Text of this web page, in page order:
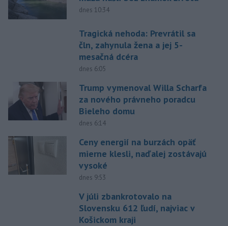
dnes 10:34
Tragická nehoda: Prevrátil sa
čln, zahynula žena a jej 5-
mesačná dcéra
dnes 6:05
Trump vymenoval Willa Scharfa
za nového právneho poradcu
Bieleho domu
dnes 6:14
Ceny energií na burzách opäť
mierne klesli, naďalej zostávajú
vysoké
dnes 9:53
V júli zbankrotovalo na
Slovensku 612 ľudí, najviac v
Košickom kraji